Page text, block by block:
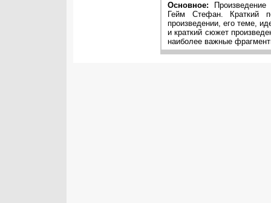
Основное:
Гейм Стефан. Краткий
произведении, его теме,
и краткий сюжет
наиболее важные